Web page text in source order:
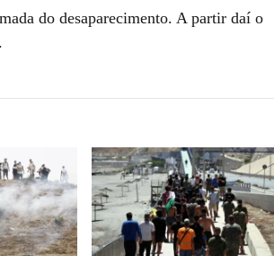
do desaparecimento. A partir daí o